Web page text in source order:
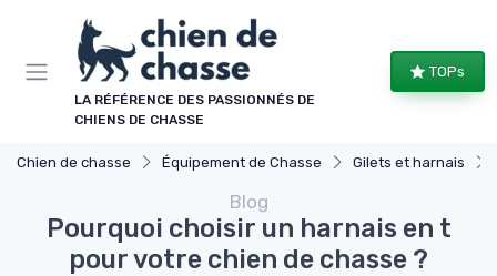
LA RÉFÉRENCE DES PASSIONNÉS DE
CHIENS DE CHASSE
TOPs
Chien de chasse Équipement de Chasse Gilets et harnais
Blog
Pourquoi choisir un harnais en t
pour votre chien de chasse ?
Panneau de gestion des cookies